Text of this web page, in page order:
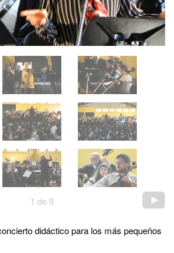
1 de 9
didáctico para los más pequeños